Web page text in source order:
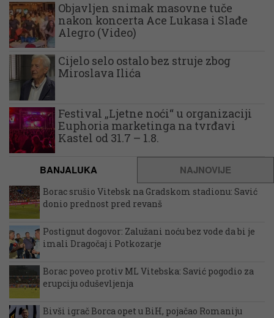
Objavljen snimak masovne tuče
nakon koncerta Ace Lukasa i Slađe
Alegro (Video)
Cijelo selo ostalo bez struje zbog
Miroslava Ilića
Festival „Ljetne noći“ u organizaciji
Euphoria marketinga na tvrđavi
Kastel od 31.7 – 1.8.
BANJALUKA NAJNOVIJE
Borac srušio Vitebsk na Gradskom stadionu: Savić
donio prednost pred revanš
Postignut dogovor: Zalužani noću bez vode da bi je
imali Dragočaj i Potkozarje
Borac poveo protiv ML Vitebska: Savić pogodio za
erupciju oduševljenja
Bivši igrač Borca opet u BiH, pojačao Romaniju